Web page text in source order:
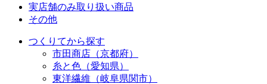
実店舗のみ取り扱い商品
その他
つくりてから探す
市田商店（京都府）
糸と色（愛知県）
東洋繊維（岐阜県関市）